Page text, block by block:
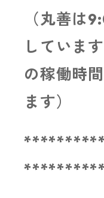
（丸善は
していま
の稼働時
ます）